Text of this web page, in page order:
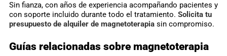
Sin fianza, con años de experiencia acompañando pacientes y
con soporte incluido durante todo el tratamiento. Solicita tu
presupuesto de alquiler de magnetoterapiasin compromiso.
Guías relacionadas sobre magnetoterapia